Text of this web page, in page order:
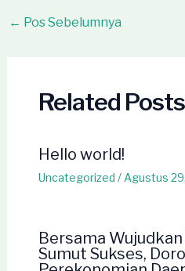
Post
← Pos Sebelumnya
Related Posts
Hello world!
Uncategorized / Agustus
Bersama
Sumut Sukses,